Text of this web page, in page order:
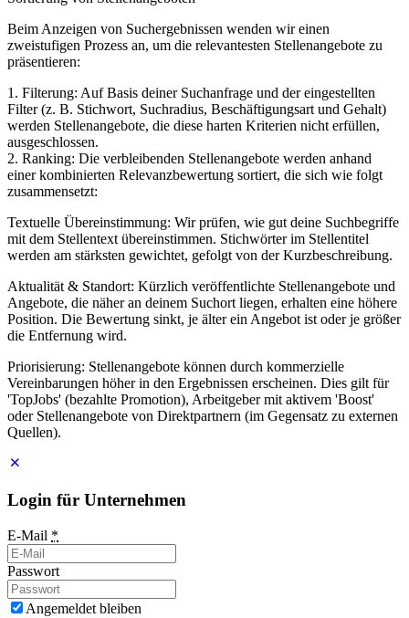
Beim Anzeigen von Suchergebnissen wenden wir einen
zweistufigen Prozess an, um die relevantesten Stellenangebote zu
präsentieren:
1. Filterung: Auf Basis deiner Suchanfrage und der eingestellten
Filter (z. B. Stichwort, Suchradius, Beschäftigungsart und Gehalt)
werden Stellenangebote, die diese harten Kriterien nicht erfüllen,
ausgeschlossen.
2. Ranking: Die verbleibenden Stellenangebote werden anhand
einer kombinierten Relevanzbewertung sortiert, die sich wie folgt
zusammensetzt:
Textuelle Übereinstimmung: Wir prüfen, wie gut deine Suchbegriffe
mit dem Stellentext übereinstimmen. Stichwörter im Stellentitel
werden am stärksten gewichtet, gefolgt von der Kurzbeschreibung.
Aktualität & Standort: Kürzlich veröffentlichte Stellenangebote und
Angebote, die näher an deinem Suchort liegen, erhalten eine höhere
Position. Die Bewertung sinkt, je älter ein Angebot ist oder je größer
die Entfernung wird.
Priorisierung: Stellenangebote können durch kommerzielle
Vereinbarungen höher in den Ergebnissen erscheinen. Dies gilt für
'TopJobs' (bezahlte Promotion), Arbeitgeber mit aktivem 'Boost'
oder Stellenangebote von Direktpartnern (im Gegensatz zu externen
Quellen).
Login für Unternehmen
E-Mail *
Passwort
Angemeldet bleiben